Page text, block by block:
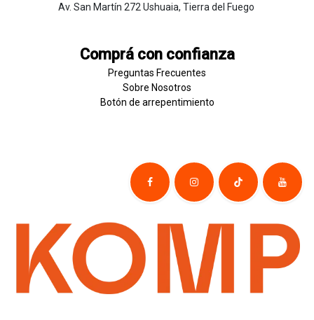
Av. San Martín 272 Ushuaia, Tierra del Fuego
Comprá con confianza
Preguntas Frecuentes
Sobre Nosotros
Botón de ​arrepentim​​​iento